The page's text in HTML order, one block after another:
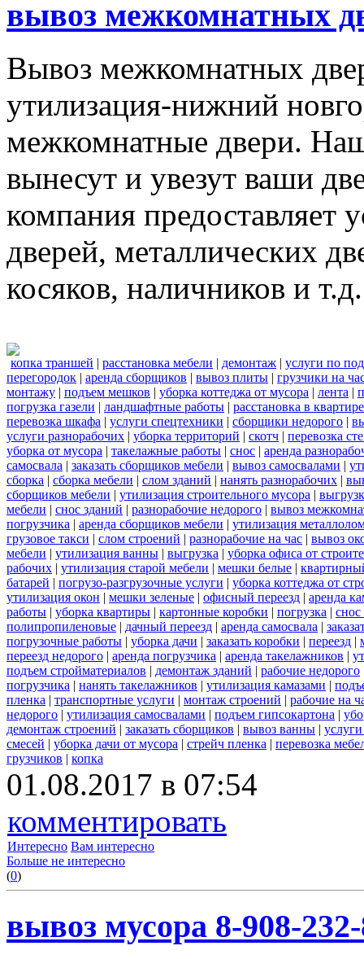
вывоз межкомнатных
Вывоз межкомнатных
утилизация-нижний
межкомнатные двери.
вынесут и увезут ваши
компания предоставляет
дверей, металлических
косяков, наличников и т.д.
копка траншей | расстановка мебели | демонтаж | услуги по
перегородок | аренда сборщиков | вывоз плиты | грузчики на
монтажу | подъем мешков | уборка коттеджа от мусора | лента |
погрузка газели | ландшафтные работы | расстановка в квартире
перевозка шкафа | услуги спецтехники | сборщики недорого |
услуги разнорабочих | уборка территорий | скотч | перевозка
уборка от мусора | такелажные работы | снос | аренда
самосвала | заказать сборщиков мебели | вывоз самосвалами |
сборка | сборка мебели | слом зданий | нанять разнорабочих |
сборщиков мебели | утилизация строительного мусора |
мебели | снос зданий | разнорабочие недорого | вывоз
погрузчика | аренда сборщиков мебели | утилизация
грузовое такси | слом строений | разнорабочие на час | вывоз
мебели | утилизация ванны | выгрузка | уборка офиса от
рабочих | утилизация старой мебели | мешки белые |
батарей | погрузо-разгрузочные услуги | уборка коттеджа от
утилизация окон | мешки зеленые | офисный переезд | аренда
работы | уборка квартиры | картонные коробки | погрузка | снос
полипропиленовые | дачный переезд | аренда самосвала |
погрузочные работы | уборка дачи | заказать коробки | переезд |
переезд недорого | аренда погрузчика | аренда такелажников |
подъем стройматериалов | демонтаж зданий | рабочие недорого
погрузчика | нанять такелажников | утилизация камазами |
пленка | транспортные услуги | монтаж строений | рабочие на
недорого | утилизация самосвалами | подъем гипсокартона |
демонтаж строений | заказать сборщиков | вывоз ванны |
смесей | уборка дачи от мусора | стрейч пленка | перевозка
грузчиков | копка
01.08.2017 в 07:54
комментировать
Интересно Вам интересно
Больше не интересно
(0)
вывоз мусора 8-908-